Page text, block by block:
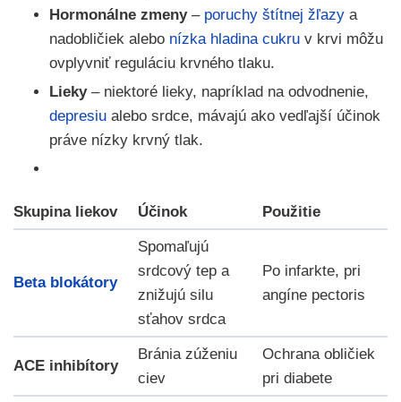
Hormonálne zmeny– poruchy štítnej žľazy a
nadobličiek alebo nízka hladina cukru v krvi môžu
ovplyvniť reguláciu krvného tlaku.
Lieky– niektoré lieky, napríklad na odvodnenie,
depresiu alebo srdce, mávajú ako vedľajší účinok
práve nízky krvný tlak.
Skupina liekov Účinok Použitie
Beta blokátory
Spomaľujú
srdcový tep a
znižujú silu
sťahov srdca
Po infarkte, pri
angíne pectoris
ACE inhibítory
Bránia zúženiu
ciev
Ochrana obličiek
pri diabete